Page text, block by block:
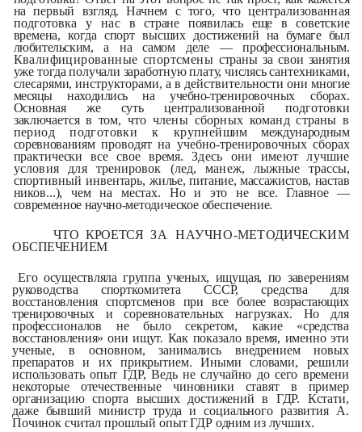
на первый взгляд. Начнем с того, что централизованная
подготовка у нас в стране появилась еще в советские
времена, когда спорт высших дости­жений на бумаге был
любительским, ана самом деле — профессиональным.
Квалифицированные спортсмены страны за свои занятия
уже тогдаполучали заработную плату, числясьсантехниками,
слесарями, инструк­торами, а в действительности онимногие
месяцы находились на учебно-тренировочных сборах.
Основная же суть централизован­ной подготовки
заключается в том, что члены сборных команд страныв
период подготовки к крупней­шим международным
соревнованиям проводят на учебно-тренировочныхсборах
практически все свое время.Здесь они имеют лучшие
условия для тренировок (лед, манеж, лыж­ные трассы,
спортивный инвентарь,жилье, питание, массажистов, настав­
ников...), чем на местах. Но и это не все. Главное —
современное научно-методическое обеспечение.
ЧТО КРОЕТСЯЗА НАУЧНО-МЕТОДИЧЕСКИМ
ОБСПЕЧЕНИЕМ
Его осуществляла группа ученых, ищущая, по заверениям
руководства спорткомитета СССР, средства для
восстановления спортсменов при всеболее возрастающих
тренировочных исоревновательных нагрузках. Но для
профессионалов не было секретом, какие «средства
восстановления» они ищут. Как показало время, именно эти
ученые, в основном, занимались внедрением новых
препаратов и их прикрытием. Иными словами, решили
использовать опыт ГДР, Ведь не случайно до сего времени
некоторые отечественные чиновники ставят в пример
организацию спорта высших достижений в ГДР. Кстати,
даже бывший министр труда и социального развития А.
Починок считал прошлый опыт ГДР одним из лучших.